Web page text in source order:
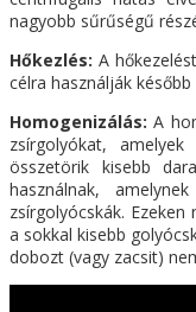
nagyobb sűrűségű
Hőkezlés: A
célra használják
Homogenizálás: A
zsírgolyókat,
összetörik kisebb
használnak,
zsírgolyócskák.
a sokkal kisebb
dobozt (vagy zacsit)